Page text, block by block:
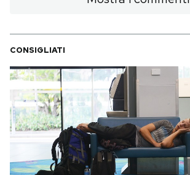
CONSIGLIATI